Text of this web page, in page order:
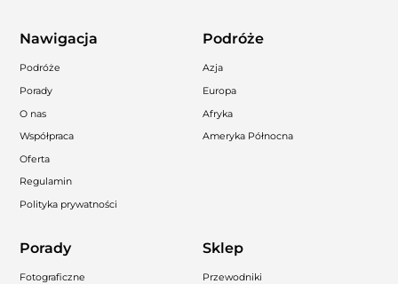
Nawigacja
Podróże
Porady
O nas
Współpraca
Oferta
Regulamin
Polityka prywatności
Podróże
Azja
Europa
Afryka
Ameryka Północna
Porady
Fotograficzne
Sklep
Przewodniki